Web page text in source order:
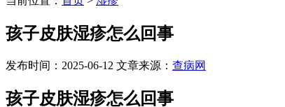
孩子皮肤湿疹怎么回事
发布时间：2025-06-12 文章来源： 查病网
孩子皮肤湿疹怎么回事